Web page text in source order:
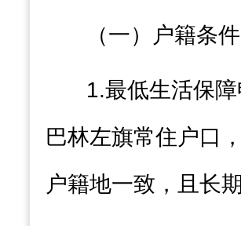
（一）户籍条件
1.最低生活保障
巴林左旗常住户口
户籍地一致，且长